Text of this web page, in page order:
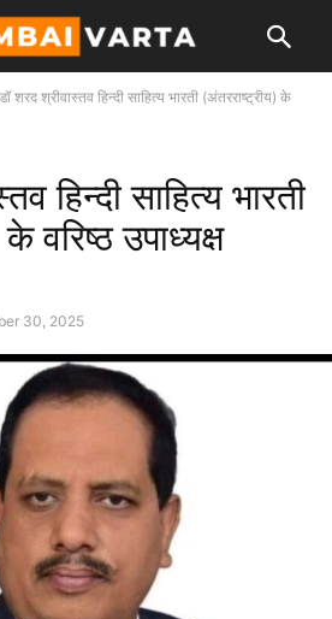
डॉ शरद श्रीवास्तव हिन्दी साहित्य भारती (अंतरराष्ट्रीय) के
हिन्दी साहित्य भारती
वरिष्ठ उपाध्यक्ष
30, 2025